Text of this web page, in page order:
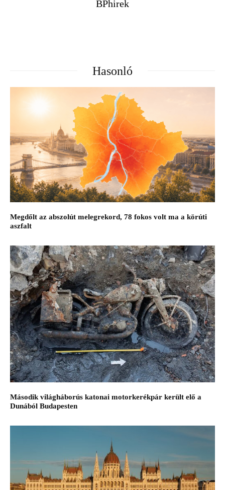
BPhirek
Hasonló
Megdőlt az abszolút melegrekord, 78 fokos volt ma a körúti
aszfalt
Második világháborús katonai motorkerékpár került elő a
Dunából Budapesten